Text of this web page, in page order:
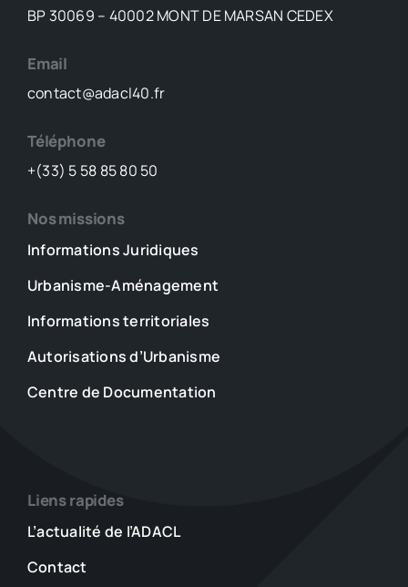
BP 30069 – 40002 MONT DE MARSAN CEDEX
Email
contact@adacl40.fr
Téléphone
+(33) 5 58 85 80 50
Nos missions
Informations Juridiques
Urbanisme-Aménagement
Informations territoriales
Autorisations d’Urbanisme
Centre de Documentation
Liens rapides
L’actualité de l’ADACL
Contact